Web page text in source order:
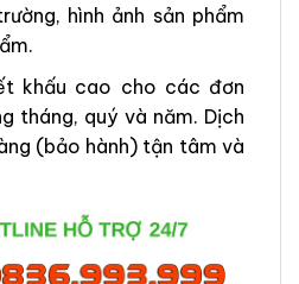
hình ảnh sản phẩm
khấu cao cho các đơn
tháng, quý và năm. Dịch
(bảo hành) tận tâm và